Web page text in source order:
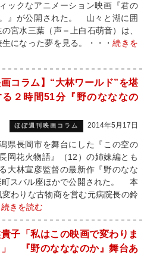
ックなアニメーション映画『君の
』が公開された。 山々と湖に囲
宮水三葉（声＝上白石萌音）は、
になった夢を見る。・・・続きを
画コラム】“大林ワールド”を堪
る２時間51分『野のなななの
ほぼ週刊映画コラム 2014年5月17日
県長岡市を舞台にした『この空の
岡花火物語』（12）の姉妹編とも
大林宣彦監督の最新作『野のなな
町スバル座ほかで公開された。 本
わりな古物商を営む元病院長の鈴
続きを読む
子「私はこの映画で変わりま
」 『野のなななのか』舞台あ